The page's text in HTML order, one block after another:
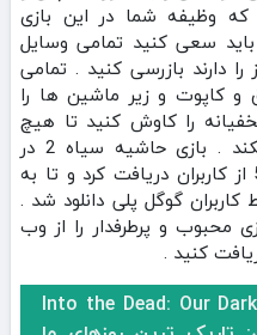
که وظیفه شما در این بازی
سعی کنید تمامی وسایل
دارند بازرسی کنید . تمامی
و کاپوت و زیر ماشین ها را
را کاوش کنید تا هیچ
مجرمی از زیر دست شما عبور نکند . بازی حاشیه سیاه 2 در
فروشگاه گوگل پلی امتیاز 3.3 از 5 از کاربران دریافت کرد و تا به
بار توسط کاربران گوگل پلی دانلود شد .
محبوب و پرطرفدار را از وب
کنید .
Into the Dead: Our